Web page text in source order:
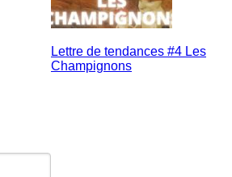
Lettre de tendances #4 Les
Champignons